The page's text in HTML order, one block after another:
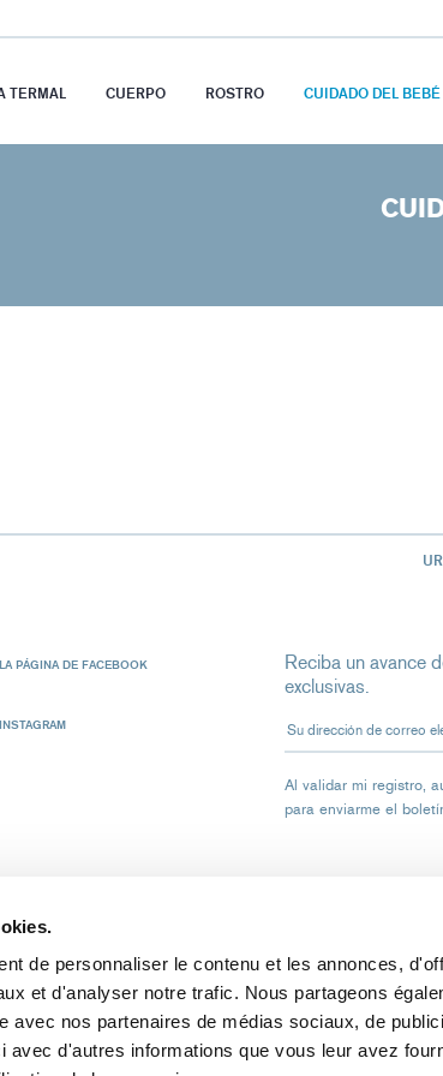
de personnaliser le contenu et les annonces,
et d'analyser notre trafic. Nous partageons
avec nos partenaires de médias sociaux, de
avec d'autres informations que vous leur avez
TERMAL CUERPO ROSTRO CUIDADO DEL BEBÉ
LA PÁGINA DE FACEBOOK
INSTAGRAM
Reciba un avance
exclusivas.
Su dirección de
Al validar mi registro,
para enviarme el
AVISO LEGAL DATOS PERSONALES COOKIES